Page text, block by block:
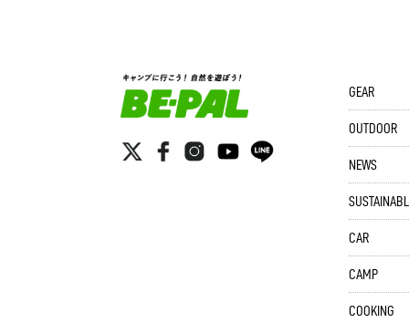
GEAR
OUTDOOR
NEWS
CAR
CAMP
COOKING